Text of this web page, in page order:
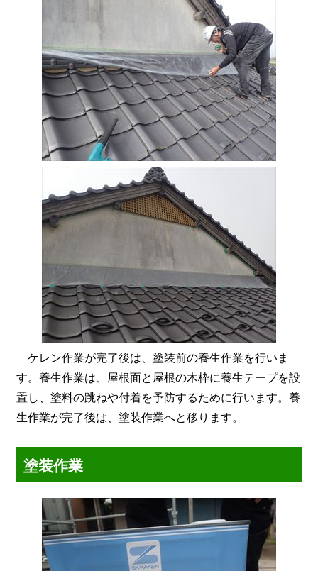
ケレン作業が完了後は、塗装前の養生作業を行いま
す。養生作業は、屋根面と屋根の木枠に養生テープを設
置し、塗料の跳ねや付着を予防するために行います。養
生作業が完了後は、塗装作業へと移ります。
塗装作業